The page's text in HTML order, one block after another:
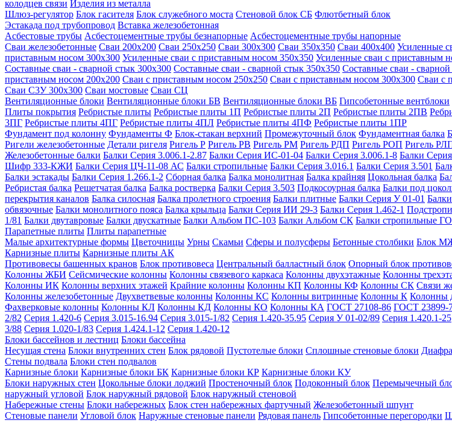
колодцев связи Изделия из металла
Шлюз-регулятор Блок гасителя Блок служебного моста Стеновой блок СБ Флютбетный блок
Эстакада под трубопровод Вставка железобетонная
Асбестовые трубы Асбестоцементные трубы безнапорные Асбестоцементные трубы напорные
Сваи железобетонные Сваи 200х200 Сваи 250х250 Сваи 300х300 Сваи 350х350 Сваи 400х400 Усиленные
приставным носом 300х300 Усиленные сваи с приставным носом 350х350 Усиленные сваи с приставным
Составные сваи - сварной стык 300х300 Составные сваи - сварной стык 350х350 Составные сваи -
приставным носом 200х200 Сваи с приставным носом 250х250 Сваи с приставным носом 300х300 Сваи с
Сваи С3У 300х300 Сваи мостовые Сваи СЦ
Вентиляционные блоки Вентиляционные блоки БВ Вентиляционные блоки ВБ Гипсобетонные вентблоки
Плиты покрытия Ребристые плиты Ребристые плиты 1П Ребристые плиты 2П Ребристые плиты 2ПВ
3ПГ Ребристые плиты 4ПГ Ребристые плиты 4ПЛ Ребристые плиты 4ПФ Ребристые плиты 1ПР
Фундамент под колонну Фундаменты Ф Блок-стакан верхний Промежуточный блок Фундаментная балка
Ригели железобетонные Детали ригеля Ригель Р Ригель РВ Ригель РМ Ригель РДП Ригель РОП Ригель
Железобетонные балки Балки Серия 3.006.1-2.87 Балки Серия ИС-01-04 Балки Серия 3.006.1-8 Балки
Шифр 333-КЖИ Балки Серия ЦЧ-11-08 АС Балки стропильные Балки Серия 3.016.1 Балки Серия 3.501
Балки эстакады Балки Серия 1.266.1-2 Сборная балка Балка монолитная Балка крайняя Цокольная балка
Ребристая балка Решетчатая балка Балка ростверка Балки Серия 3.503 Подкосоурная балка Балки под
перекрытия каналов Балка силосная Балка пролетного строения Балки плитные Балки Серия У 01-01
обвязочные Балки монолитного пояса Балка крыльца Балки Серия ИИ 29-3 Балки Серия 1.462-1
1/81 Балки двутавровые Балки двускатные Балки Альбом ПС-103 Балки Альбом СК Балки стропильные
Парапетные плиты Плиты парапетные
Малые архитектурные формы Цветочницы Урны Скамьи Сферы и полусферы Бетонные столбики Блок
Карнизные плиты Карнизные плиты АК
Противовесы башенных кранов Блок противовеса Центральный балластный блок Опорный блок
Колонны ЖБИ Сейсмические колонны Колонны связевого каркаса Колонны двухэтажные Колонны
Колонны ИК Колонны верхних этажей Крайние колонны Колонны КП Колонны КФ Колонны СК Связи
Колонны железобетонные Двухветвевые колонны Колонны КС Колонны витринные Колонны К Колонны
Фахверковые колонны Колонны КЛ Колонны КД Колонны КО Колонны КА ГОСТ 27108-86 ГОСТ 23899-
2/82 Серия 1.420-6 Серия 3.015-16.94 Серия 3.015-1/82 Серия 1.420-35.95 Серия У 01-02/89 Серия 1.420.1-25
3/88 Серия 1.020-1/83 Серия 1.424.1-12 Серия 1.420-12
Блоки бассейнов и лестниц Блоки бассейна
Несущая стена Блоки внутренних стен Блок рядовой Пустотелые блоки Сплошные стеновые блоки
Стены подвала Блоки стен подвалов
Карнизные блоки Карнизные блоки БК Карнизные блоки КР Карнизные блоки КУ
Блоки наружных стен Цокольные блоки лоджий Простеночный блок Подоконный блок Перемычечный
наружный угловой Блок наружный рядовой Блок наружный стеновой
Набережные стены Блоки набережных Блок стен набережных фартучный Железобетонный шпунт
Стеновые панели Угловой блок Наружные стеновые панели Рядовая панель Гипсобетонные перегородки